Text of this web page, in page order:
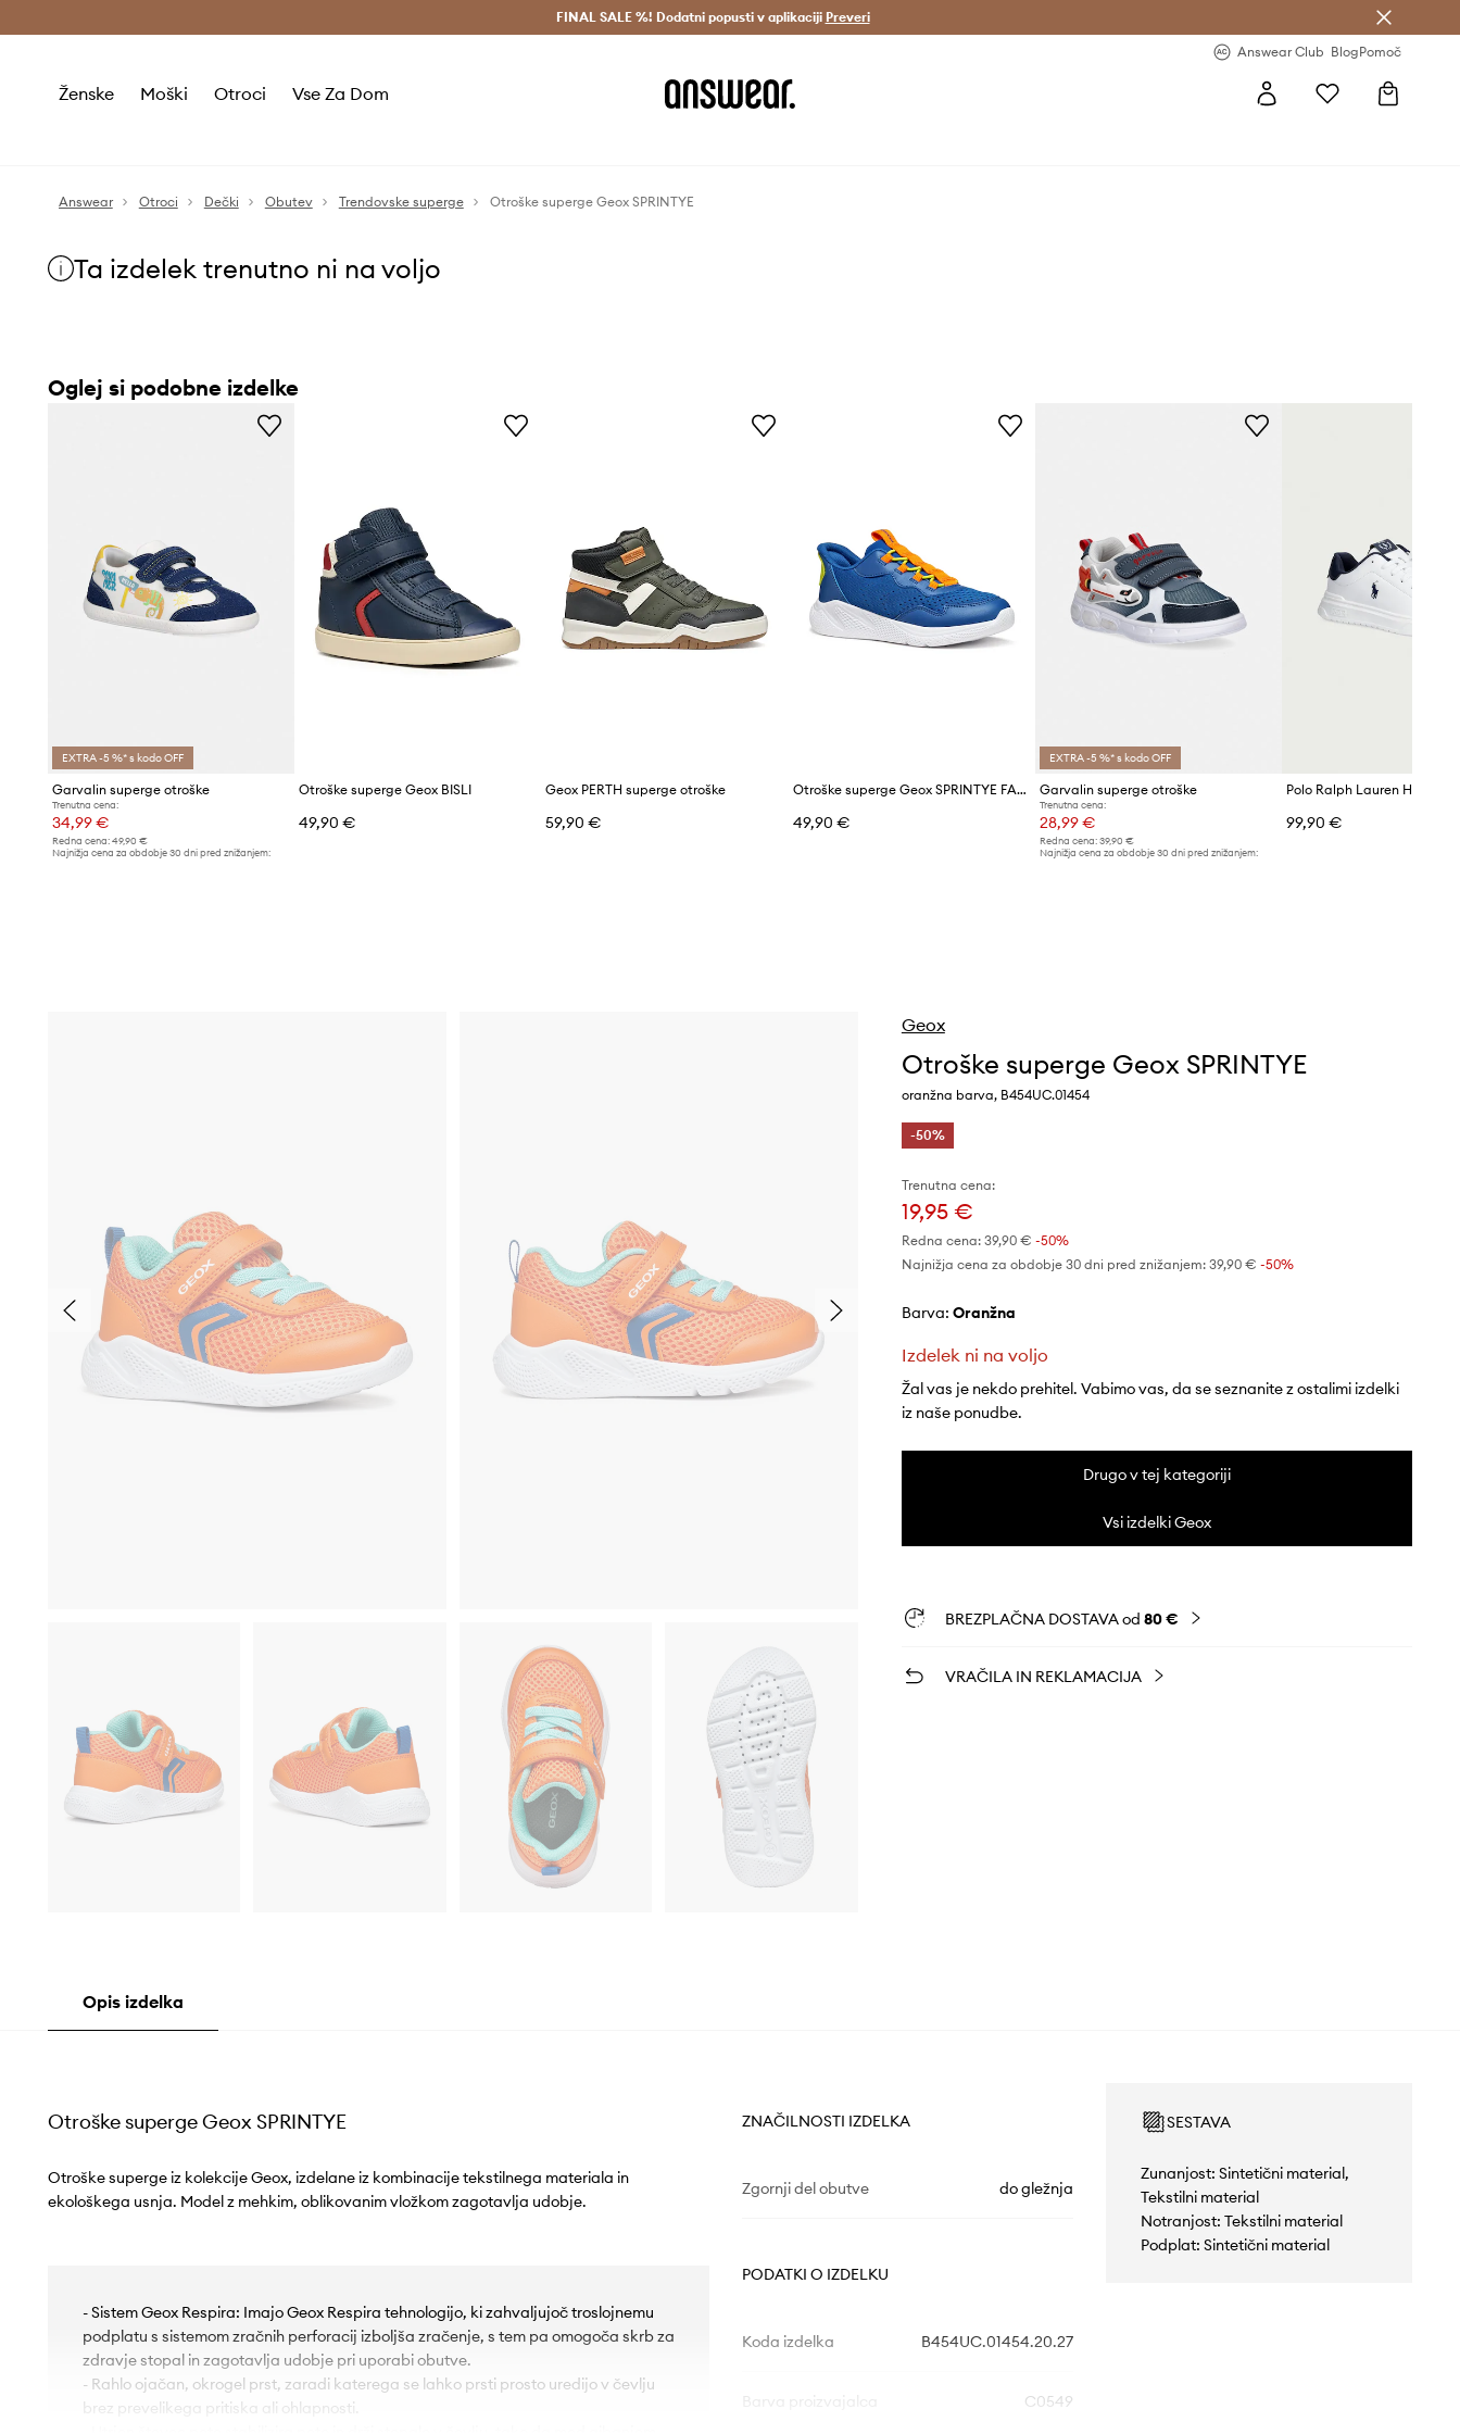
Dostava v 3 dneh > Prihrani z vpisom v Answear Club >
FINAL SALE %! Dodatni popusti v aplikaciji Preveri
Answear Club BlogPomoč
Ženske Moški Otroci Vse Za Dom
Answear Otroci Dečki Obutev Trendovske superge Otroške superge Geox SPRINTYE
Ta izdelek trenutno ni na voljo
Oglej si podobne izdelke
EXTRA -5 %* s kodo OFF
Garvalin superge otroške
Trenutna cena:
34,99 €
Redna cena: 49,90 €
Najnižja cena za obdobje 30 dni pred znižanjem:
Otroške superge Geox BISLI
49,90 €
Geox PERTH superge otroške
59,90 €
Otroške superge Geox SPRINTYE FAST IN
49,90 €
EXTRA -5 %* s kodo OFF
Garvalin superge otroške
Trenutna cena:
28,99 €
Redna cena:39,90 €
Najnižja cena za obdobje 30 dni pred znižanjem:
99,90 €
Geox
Otroške superge Geox SPRINTYE
oranžna barva, B454UC.01454
-50%
Trenutna cena:
19,95 €
Redna cena: 39,90 € -50%
Najnižja cena za obdobje 30 dni pred znižanjem: 39,90 € -50%
Barva: oranžna
Izdelek ni na voljo
Žal vas je nekdo prehitel. Vabimo vas, da se seznanite z ostalimi izdelki
iz naše ponudbe.
Drugo v tej kategoriji
Vsi izdelki Geox
BREZPLAČNA DOSTAVA od 80 €
VRAČILA IN REKLAMACIJA
Opis izdelka
Otroške superge Geox SPRINTYE
Otroške superge iz kolekcije Geox, izdelane iz kombinacije tekstilnega materiala in
ekološkega usnja. Model z mehkim, oblikovanim vložkom zagotavlja udobje.
- Sistem Geox Respira: Imajo Geox Respira tehnologijo, ki zahvaljujoč troslojnemu
podplatu s sistemom zračnih perforacij izboljša zračenje, s tem pa omogoča skrb za
zdravje stopal in zagotavlja udobje pri uporabi obutve.
- Rahlo ojačan, okrogel prst, zaradi katerega se lahko prsti prosto uredijo v čevlju
brez prevelikega pritiska ali ohlapnosti.
ZNAČILNOSTI IZDELKA
Zgornji del obutve do gležnja
PODATKI O IZDELKU
Koda izdelka B454UC.01454.20.27
C0549
SESTAVA
Zunanjost: Sintetični material,
Tekstilni material
Notranjost: Tekstilni material
Podplat: Sintetični material